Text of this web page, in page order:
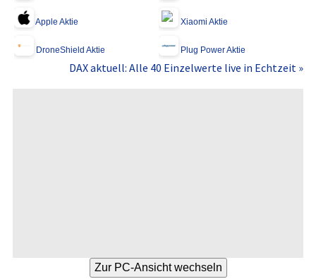
Apple Aktie Xiaomi Aktie
DroneShield Aktie Plug Power Aktie
DAX aktuell: Alle 40 Einzelwerte live in Echtzeit »